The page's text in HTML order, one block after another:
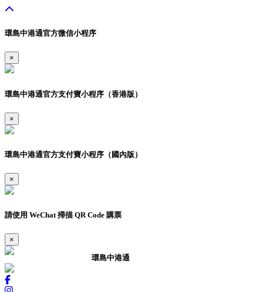
環島中港通官方微信小程序
×
環島中港通官方支付寶小程序（香港版）
×
環島中港通官方支付寶小程序（國內版）
×
請使用 WeChat 掃描 QR Code 購票
×
環島中港通